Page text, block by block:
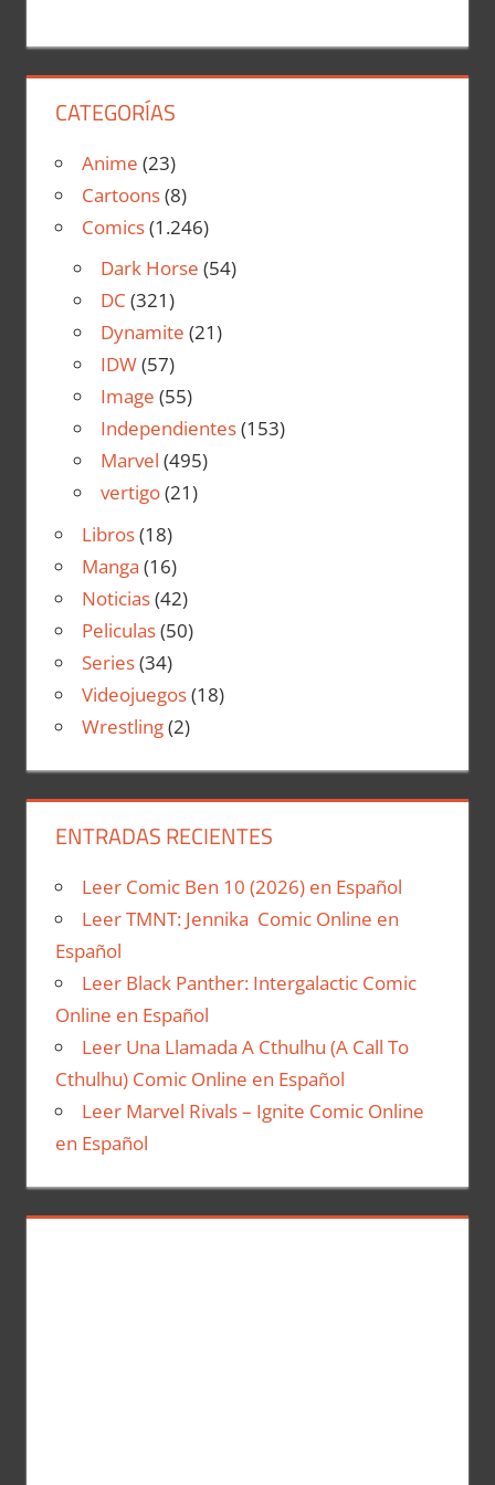
CATEGORÍAS
Anime (23)
Cartoons(8)
Comics(1.246)
Dark Horse (54)
DC (321)
Dynamite (21)
IDW(57)
Image (55)
Independientes(153)
Marvel (495)
vertigo(21)
Libros(18)
Manga (16)
Noticias(42)
Peliculas(50)
Series(34)
Videojuegos(18)
Wrestling(2)
ENTRADAS RECIENTES
Leer Comic Ben 10 (2026) en Español
Leer TMNT: Jennika Comic Online en
Español
Leer Black Panther: Intergalactic Comic
Online en Español
Leer Una Llamada A Cthulhu (A Call To
Cthulhu) Comic Online en Español
Leer Marvel Rivals – Ignite Comic Online
en Español